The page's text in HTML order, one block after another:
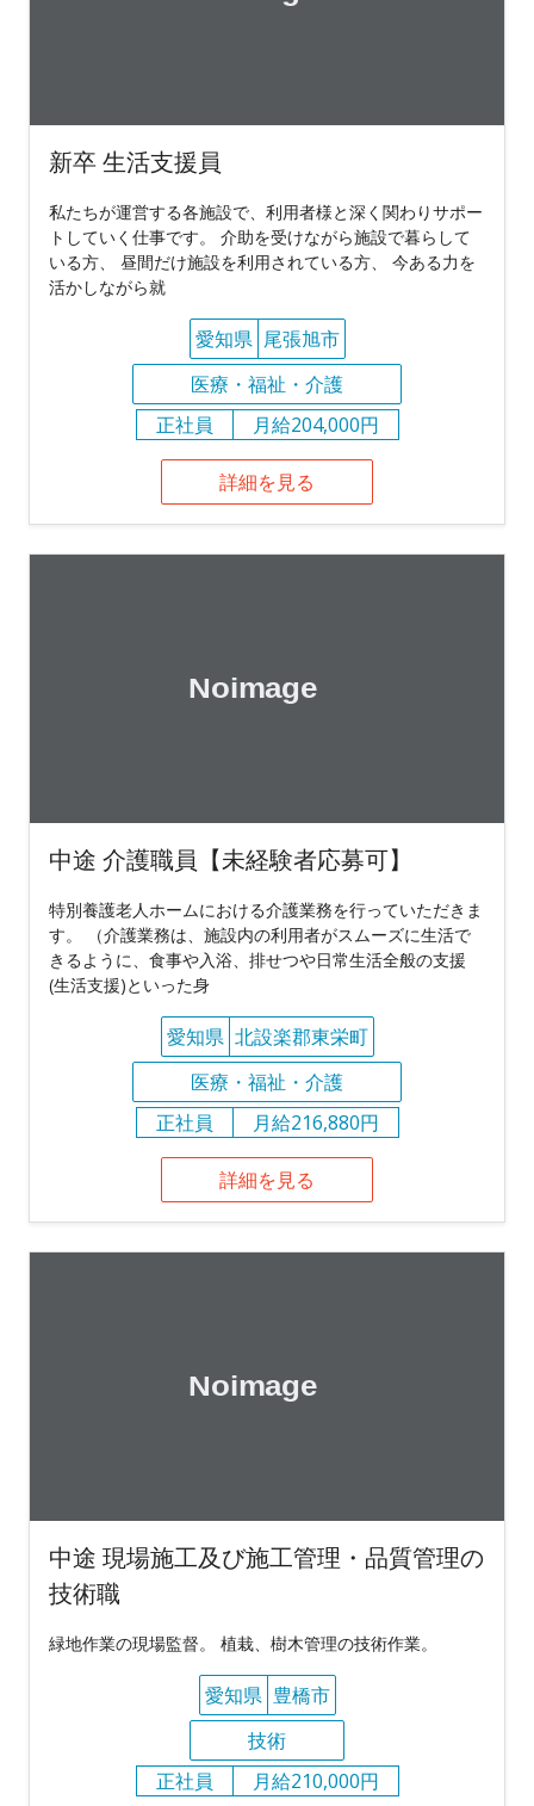
新卒 生活支援員
私たちが運営する各施設で、利用者様と深く関わりサポー
トしていく仕事です。 介助を受けながら施設で暮らして
いる方、 昼間だけ施設を利用されている方、 今ある力を
活かしながら就
愛知県 尾張旭市
医療・福祉・介護
正社員
月給204,000円
詳細を見る
中途 介護職員【未経験者応募可】
特別養護老人ホームにおける介護業務を行っていただきま
す。 （介護業務は、施設内の利用者がスムーズに生活で
きるように、食事や入浴、排せつや日常生活全般の支援
(生活支援)といった身
愛知県 北設楽郡東栄町
医療・福祉・介護
正社員
月給216,880円
詳細を見る
中途 現場施工及び施工管理・品質管理の
技術職
緑地作業の現場監督。 植栽、樹木管理の技術作業。
愛知県 豊橋市
技術
正社員
月給210,000円